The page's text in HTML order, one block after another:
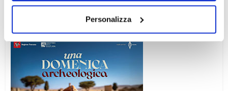
dei soli cookie tecnici. Selezionando “Accetta tutti” presti
il tuo consenso alla profilazione che potrai revocare in
ogni momentoRevoca
Personalizza